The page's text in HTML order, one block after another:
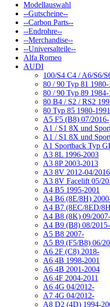
Modellauswahl
--Gutscheine--
--Carbon Parts--
--Endrohre--
--Merchandise--
--Universalteile--
Alfa Romeo
AUDI
100/S4 C4 / A6/S6/
80 / 90 Typ 81 1980-
80 / 90 Typ 89
80 B4 / S2 / RS2
80 Typ 85 1980-1991
A5 F5 (B8) 07/2016-
A1 / S1 8X und
A1 / S1 8X und
A1 Sportback Typ
A3 8L 1996-2003
A3 8P 2003-2013
A3 8V 2012-04/2016
A3 8V Facelift 05/
A4 B5 1995-2001
A4 B6 (8E/8H)
A4 B7 (8EC/8ED/
A4 B8 (8K) 09/
A4 B9 (B8) 08/2015-
A5 B8 2007-
A5 B9 (F5/B8) 06/
A6 2F (C8) 2018-
A6 4B 1998-2001
A6 4B 2001-2004
A6 4F 2004-2011
A6 4G 04/2012-
A7 4G 04/2012-
A8 D2 (4D) 1994-